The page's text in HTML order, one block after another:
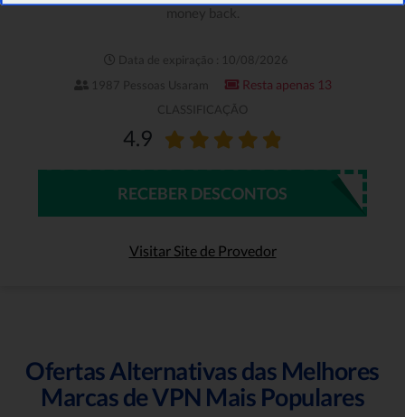
money back.
Data de expiração : 10/08/2026
1987 Pessoas Usaram
Resta apenas 13
CLASSIFICAÇÃO
4.9
RECEBER DESCONTOS
Visitar Site de Provedor
Ofertas Alternativas das Melhores
Marcas de VPN Mais Populares